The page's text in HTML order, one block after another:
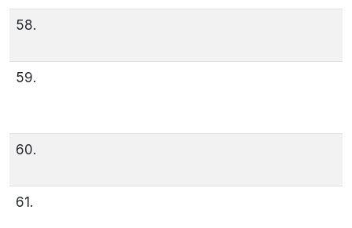
58.
59.
60.
61.